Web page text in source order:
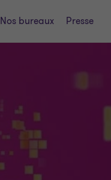
Nos bureaux Presse